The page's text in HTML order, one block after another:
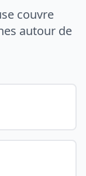
couvre
autour de